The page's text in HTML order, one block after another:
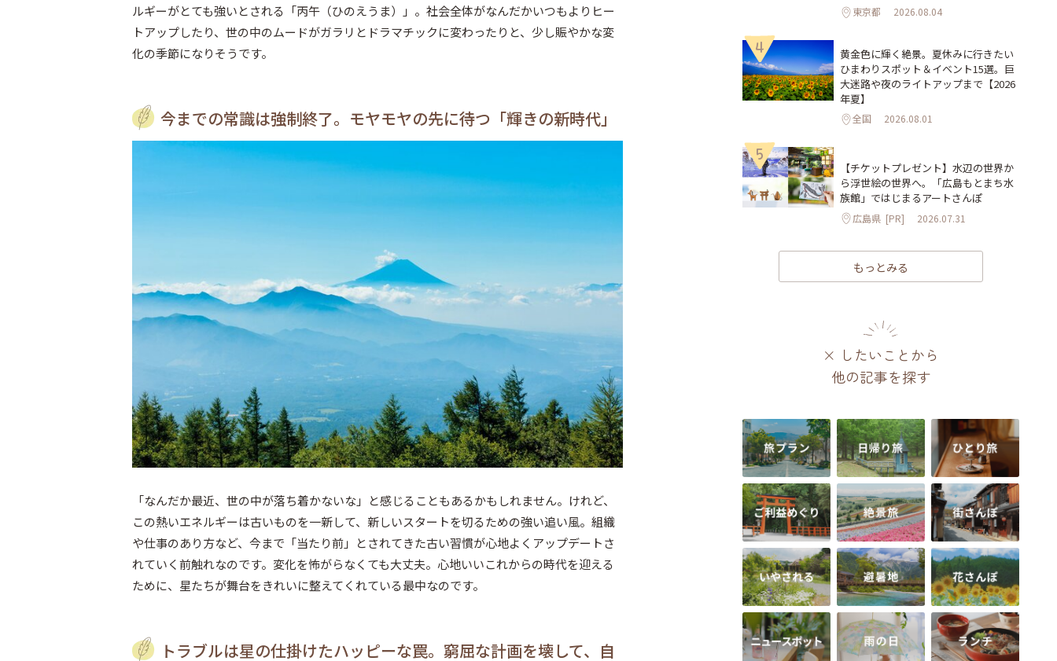
ルギーがとても強いとされる「丙午（ひのえうま）」。社会全体がなんだかいつもよりヒー
トアップしたり、世の中のムードがガラリとドラマチックに変わったりと、少し賑やかな変
化の季節になりそうです。
今までの常識は強制終了。モヤモヤの先に待つ「輝きの新時代」
「なんだか最近、世の中が落ち着かないな」と感じることもあるかもしれません。けれど、
この熱いエネルギーは古いものを一新して、新しいスタートを切るための強い追い風。組織
や仕事のあり方など、今まで「当たり前」とされてきた古い習慣が心地よくアップデートさ
れていく前触れなのです。変化を怖がらなくても大丈夫。心地いいこれからの時代を迎える
ために、星たちが舞台をきれいに整えてくれている最中なのです。
トラブルは星の仕掛けたハッピーな罠。窮屈な計画を壊して、自
東京都 2026.08.04
4
黄金色に輝く絶景。夏休みに行きたい
ひまわりスポット＆イベント15選。巨
大迷路や夜のライトアップまで【2026
年夏】
全国 2026.08.01
5
【チケットプレゼント】水辺の世界か
ら浮世絵の世界へ。「広島もとまち水
族館」ではじまるアートさんぽ
広島県 [PR] 2026.07.31
もっとみる
× したいことから
他の記事を探す